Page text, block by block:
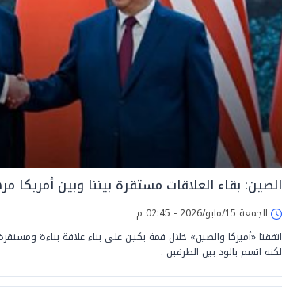
الصين: بقاء العلاقات مستقرة بيننا وبين أمريكا
الجمعة 15/مايو/2026 - 02:45 م
اتفقتا «أميركا والصين» خلال قمة بكيـن على بناء علاقة بناءة
لكنه اتسم بالود بين الطرفين .